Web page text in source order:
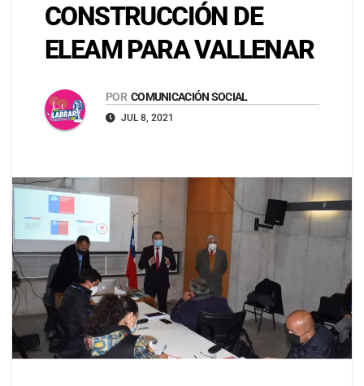
CONSTRUCCIÓN DE
ELEAM PARA VALLENAR
POR COMUNICACIÓN SOCIAL
JUL 8, 2021